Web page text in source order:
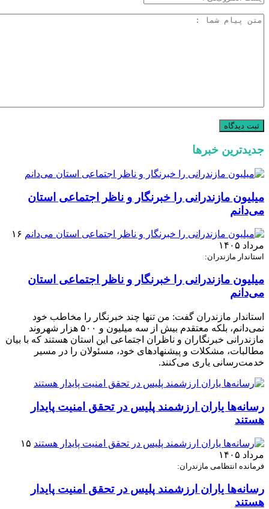
جدیدترین خبرها
میلیون مازندرانی را خبرنگار و ناظر اجتماعی استان
می‌دانم
۱۶
مرداد ۱۴۰۵
استاندار مازندران:
میلیون مازندرانی را خبرنگار و ناظر اجتماعی استان
می‌دانم
استاندار مازندران گفت: من تنها چند خبرنگار را مخاطب خود
نمی‌دانم، بلکه معتقدم بیش از سه میلیون و ۵۰۰ هزار شهروند
مازندرانی خبرنگاران و ناظران اجتماعی این استان هستند که با بیان
مطالبات، مشکلات و پیشنهادهای خود، مسئولان را در مسیر
خدمت‌رسانی یاری می‌کنند.
رسانه‌ها یاران ارزشمند پلیس در تحقق امنیت پایدار
هستند
۱۵
مرداد ۱۴۰۵
فرمانده انتظامی مازندران:
رسانه‌ها یاران ارزشمند پلیس در تحقق امنیت پایدار
هستند